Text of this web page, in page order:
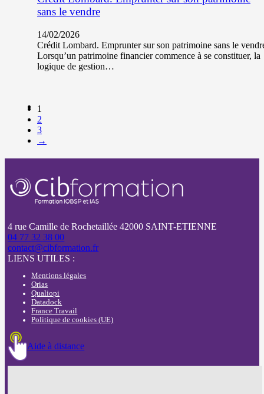
sans le vendre
14/02/2026
Crédit Lombard. Emprunter sur son patrimoine sans le
Lorsqu’un patrimoine financier commence à se constituer, la
logique de gestion…
1
2
3
→
4 rue Camille de Rochetaillée 42000 SAINT-ETIENNE
04 77 32 38 00
contact@cibformation.fr
LIENS UTILES :
Mentions légales
Orias
Qualiopi
Datadock
France Travail
Politique de cookies (UE)
Aide à distance